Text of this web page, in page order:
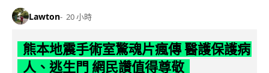
Lawton 20 小時
熊本地震手術室驚魂片瘋傳 醫護保護病
人、逃生門 網民讚值得尊敬